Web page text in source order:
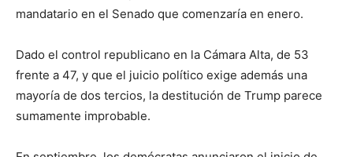
mandatario en el Senado que comenzaría en enero.
Dado el control republicano en la Cámara Alta, de 53
frente a 47, y que el juicio político exige además una
mayoría de dos tercios, la destitución de Trump parece
sumamente improbable.